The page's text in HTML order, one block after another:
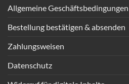
Allgemeine Geschäftsbedingungen
Bestellung bestätigen & absenden
Zahlungsweisen
Datenschutz